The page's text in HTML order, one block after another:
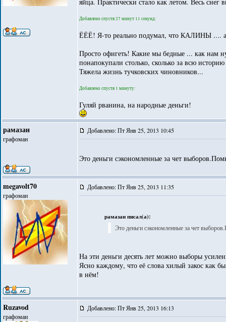
Добавлено спустя 27 минут 11 секунд:
ЁЁЁ! Я-то реально подумал, что КАЛИНЫ ....
Просто офигеть! Какие мы бедные ... как нам
понапокупали столько, сколько за всю
Тяжела жизнь тучковских чиновников...
Добавлено спустя 1 минуту:
Гуляй рванина, на народные деньги!
рамазан
графоман
Добавлено: Пт Янв 25, 2013 10:45
Это деньги сэкономленные за чет
megavolt70
графоман
Добавлено: Пт Янв 25, 2013 11:35
рамазан писал(а):
Это деньги сэкономленные за чет
На эти деньги десять лет можно выборы
Ясно каждому, что её слова хилый закос как
в нём!
Ruzavod
графоман
Добавлено: Пт Янв 25, 2013 16:13